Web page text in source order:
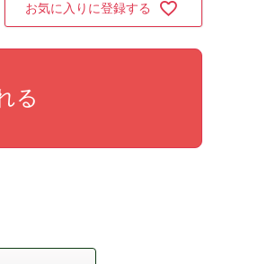
お気に入りに登録する
る